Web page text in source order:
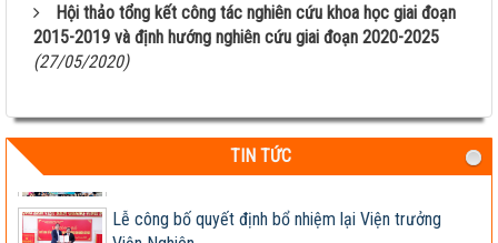
Hội thảo tổng kết công tác nghiên cứu khoa học giai đoạn
2015-2019 và định hướng nghiên cứu giai đoạn 2020-2025
(27/05/2020)
TIN TỨC
Giúp nông dân sản xuất ngô sinh khối theo tư duy
thị trường
Sầm Sơn 20026 – Món quà tinh thần ý nghĩa !
Viện Nghiên...